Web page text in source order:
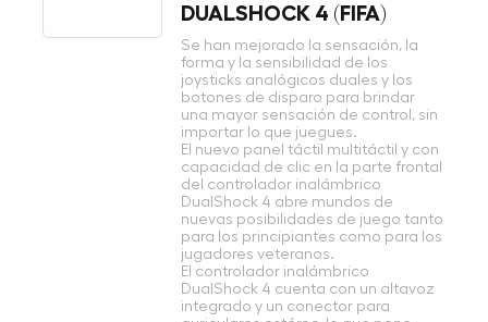
DUALSHOCK 4 (FIFA)
Se han mejorado la sensación, la
forma y la sensibilidad de los
joysticks analógicos duales y los
botones de disparo para brindar
una mayor sensación de control, sin
importar lo que juegues.
El nuevo panel táctil multitáctil y con
capacidad de clic en la parte frontal
del controlador inalámbrico
DualShock 4 abre mundos de
nuevas posibilidades de juego tanto
para los principiantes como para los
jugadores veteranos.
El controlador inalámbrico
DualShock 4 cuenta con un altavoz
integrado y un conector para